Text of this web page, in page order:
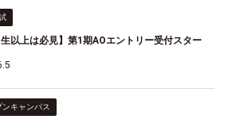
生以上は必見】第1期AOエントリー受付スター
ンキャンパス